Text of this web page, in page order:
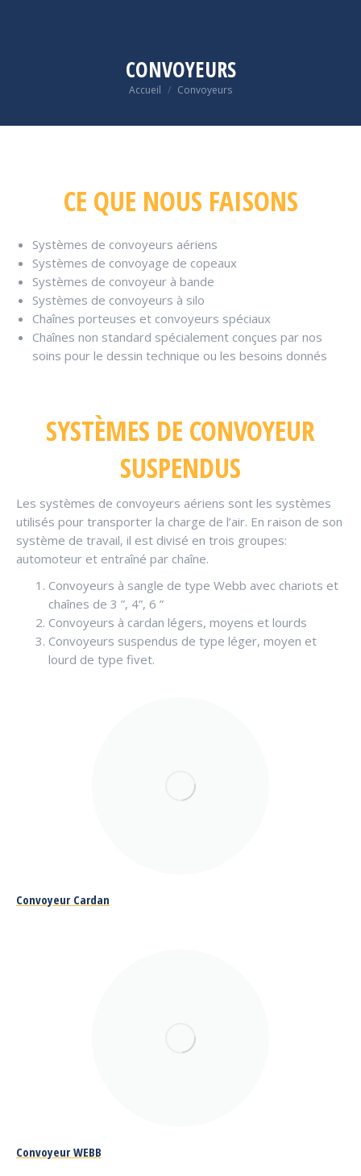
CONVOYEURS
Vous êtes ici :
Accueil Convoyeurs
CE QUE NOUS FAISONS
Systèmes de convoyeurs aériens
Systèmes de convoyage de copeaux
Systèmes de convoyeur à bande
Systèmes de convoyeurs à silo
Chaînes porteuses et convoyeurs spéciaux
Chaînes non standard spécialement conçues par nos
soins pour le dessin technique ou les besoins donnés
SYSTÈMES DE CONVOYEUR
SUSPENDUS
Les systèmes de convoyeurs aériens sont les systèmes
utilisés pour transporter la charge de l’air. En raison de son
système de travail, il est divisé en trois groupes:
automoteur et entraîné par chaîne.
Convoyeurs à sangle de type Webb avec chariots et
chaînes de 3 ”, 4”, 6 ”
Convoyeurs à cardan légers, moyens et lourds
Convoyeurs suspendus de type léger, moyen et
lourd de type fivet.
Convoyeur Cardan
Convoyeur WEBB